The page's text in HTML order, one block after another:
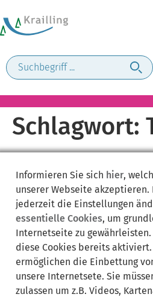
Schlagwort:
Informieren Sie sich hier,
unserer Webseite akzeptieren.
jederzeit die Einstellungen
essentielle Cookies, um
Internetseite zu gewährleisten.
diese Cookies bereits
ermöglichen die Einbettung
unsere Internetsete. Sie
zulassen um z.B. Videos,